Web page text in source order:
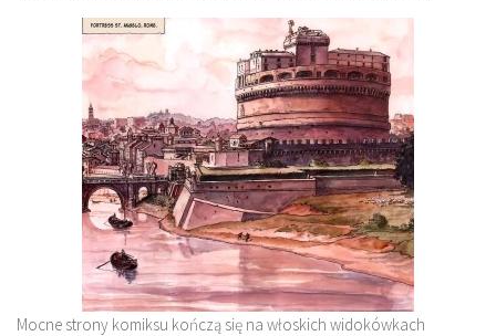
Mocne strony komiksu kończą się na włoskich widokówkach